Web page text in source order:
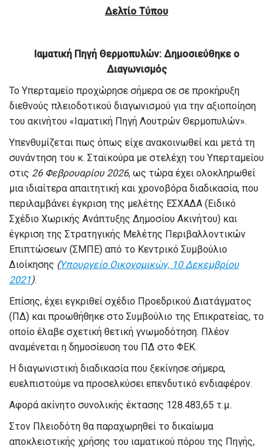
Δελτίο Τύπου
Ιαματική Πηγή Θερμοπυλών: Δημοσιεύθηκε ο
Διαγωνισμός
Το Υπερταμείο προχώρησε σήμερα σε σε προκήρυξη
διεθνούς πλειοδοτικού διαγωνισμού για την αξιοποίηση
του ακινήτου «Ιαματική Πηγή Λουτρών Θερμοπυλών».
Υπενθυμίζεται πως όπως είχε ανακοινωθεί και μετά τη
συνάντηση του κ. Σταϊκούρα με στελέχη του Υπερταμείου
στις 26 Φεβρουαρίου 2026, ως τώρα έχει ολοκληρωθεί
μια ιδιαίτερα απαιτητική και χρονοβόρα διαδικασία, που
περιλαμβάνει έγκριση της μελέτης ΕΣΧΑΔΑ (Ειδικό
Σχέδιο Χωρικής Ανάπτυξης Δημοσίου Ακινήτου) και
έγκριση της Στρατηγικής Μελέτης Περιβαλλοντικών
Επιπτώσεων (ΣΜΠΕ) από το Κεντρικό Συμβούλιο
Διοίκησης (Υπουργείο Οικονομικών, 10 Δεκεμβρίου
2021).
Επίσης, έχει εγκριθεί σχέδιο Προεδρικού Διατάγματος
(ΠΔ) και προωθήθηκε στο Συμβούλιο της Επικρατείας, το
οποίο έλαβε σχετική θετική γνωμοδότηση. Πλέον
αναμένεται η δημοσίευση του ΠΔ στο ΦΕΚ.
Η διαγωνιστική διαδικασία που ξεκίνησε σήμερα,
ευελπιστούμε να προσελκύσει επενδυτικό ενδιαφέρον.
Αφορά ακίνητο συνολικής έκτασης 128.483,65 τ.μ..
Στον Πλειοδότη θα παραχωρηθεί το δικαίωμα
αποκλειστικής χρήσης του ιαματικού πόρου της Πηγής,